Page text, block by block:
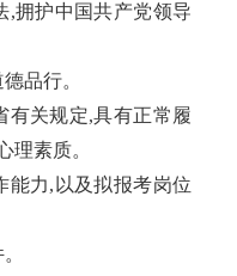
,拥护中国共产党领导
品行。
有关规定,具有正常履
理素质。
能力,以及拟报考岗位